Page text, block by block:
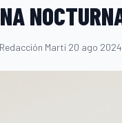
Redacción Martí·20 ago 2024